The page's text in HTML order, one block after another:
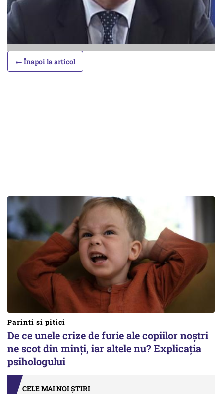
← Înapoi la articol
Parinti si pitici
De ce unele crize de furie ale copiilor noștri
ne scot din minți, iar altele nu? Explicația
psihologului
CELE MAI NOI ȘTIRI